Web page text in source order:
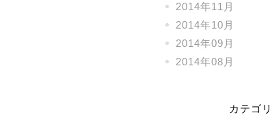
2014年11月
2014年10月
2014年09月
2014年08月
カテゴリ